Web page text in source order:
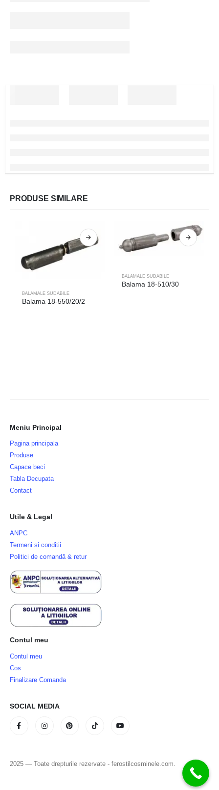
PRODUSE SIMILARE
BALAMALE SUDABILE
Balama 18-550/20/2
BALAMALE SUDABILE
Balama 18-510/30
Meniu Principal
Pagina principala
Produse
Capace beci
Tabla Decupata
Contact
Utile & Legal
ANPC
Termeni si conditii
Politici de comandă & retur
Contul meu
Contul meu
Cos
Finalizare Comanda
SOCIAL MEDIA
2025 — Toate drepturile rezervate - ferostilcosminele.com.